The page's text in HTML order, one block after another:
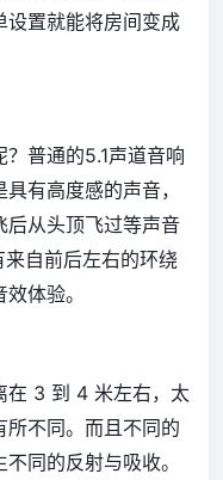
设置就能将房间变成
普通的5.1声道音响
有高度感的声音，
后从头顶飞过等声音
自前后左右的环绕
体验。
在 3 到 4 米左右，太
不同。而且不同的
同的反射与吸收。